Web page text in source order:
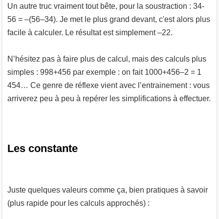
Un autre truc vraiment tout bête, pour la soustraction : 34-
56 = –(56–34). Je met le plus grand devant, c'est alors plus
facile à calculer. Le résultat est simplement –22.
N’hésitez pas à faire plus de calcul, mais des calculs plus
simples : 998+456 par exemple : on fait 1000+456–2 = 1
454… Ce genre de réflexe vient avec l’entrainement : vous
arriverez peu à peu à repérer les simplifications à effectuer.
Les constante
Juste quelques valeurs comme ça, bien pratiques à savoir
(plus rapide pour les calculs approchés) :